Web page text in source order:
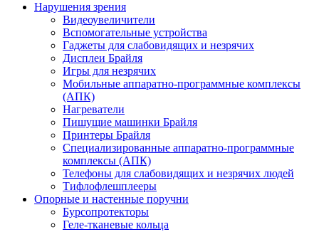
Нарушения зрения
Видеоувеличители
Вспомогательные устройства
Гаджеты для слабовидящих и незрячих
Дисплеи Брайля
Игры для незрячих
Мобильные аппаратно-программные комплексы
(АПК)
Нагреватели
Пишущие машинки Брайля
Принтеры Брайля
Специализированные аппаратно-программные
комплексы (АПК)
Телефоны для слабовидящих и незрячих людей
Тифлофлешплееры
Опорные и настенные поручни
Бурсопротекторы
Геле-тканевые кольца